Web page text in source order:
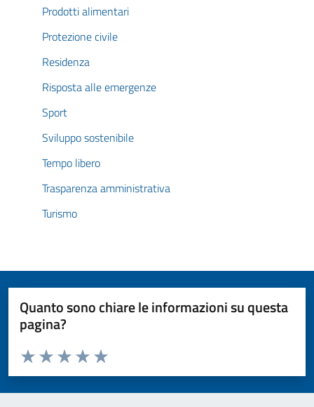
Prodotti alimentari
Protezione civile
Residenza
Risposta alle emergenze
Sport
Sviluppo sostenibile
Tempo libero
Trasparenza amministrativa
Turismo
Quanto sono chiare le informazioni su questa
pagina?
Valuta da 1 a 5 stelle la pagina
Valuta 5 stelle su 5
Valuta 4 stelle su 5
Valuta 3 stelle su 5
Valuta 2 stelle su 5
Valuta 1 stelle su 5